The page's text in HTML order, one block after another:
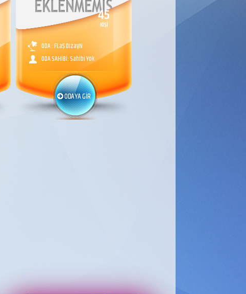
45
KİŞİ
ODA : FLaŞ DizayN
ODA SAHİBİ: Sahibi Yok
ODAYA GİR